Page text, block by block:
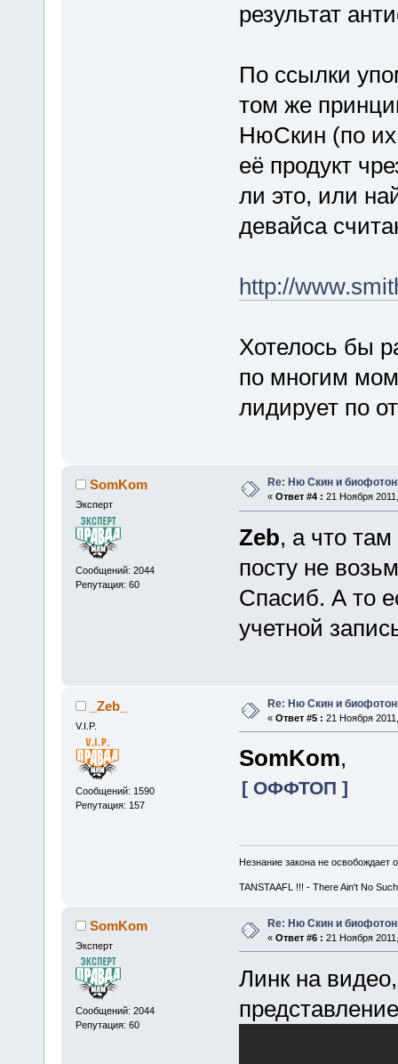
результат
По ссылки
том же
НюСкин (по их
её продукт
ли это, или
девайса
http://
Хотелось бы
по многим
лидирует по
SomKom
Эксперт
Сообщений: 2044
Репутация: 60
Re: Ню Скин и
« Ответ #4 : 21 Ноября
Zeb, а что
посту не
Спасиб. А то
учетной
_Zeb_
V.I.P.
Сообщений: 1590
Репутация: 157
Re: Ню Скин и
« Ответ #5 : 21 Ноября
SomKom,
[ ОФФТОП ]
Незнание закона не освобождает
TANSTAAFL !!! - There Ain't No
SomKom
Эксперт
Сообщений: 2044
Репутация: 60
Re: Ню Скин и
« Ответ #6 : 21 Ноября
Линк на